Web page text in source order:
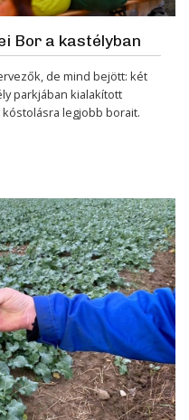
Bor a kastélyban
de mind bejött: két
parkjában kialakított
legjobb borait.